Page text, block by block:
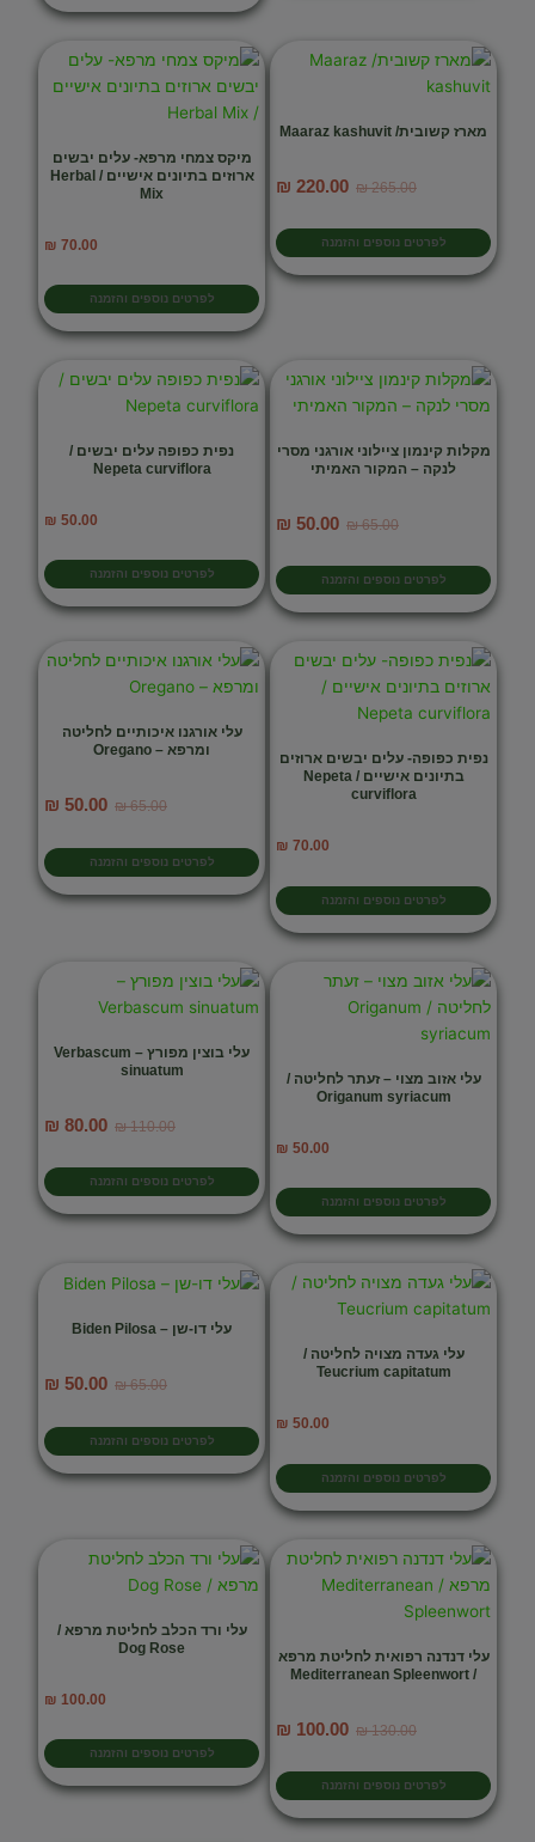
מארז קשובית/ Maaraz kashuvit
₪265.00
המחיר
היה:
₪ 265.00.
₪ 220.00
המחיר
₪ 220.00.
לפרטים נוספים והזמנה
מיקס צמחי מרפא- עלים יבשים
ארוזים בתיונים אישיים / Herbal
Mix
₪ 70.00
לפרטים נוספים והזמנה
מקלות קינמון ציילוני אורגני מסרי
לנקה – המקור האמיתי
₪65.00
המחיר
היה:
₪ 65.00.
₪ 50.00
הוא:
₪ 50.00.
לפרטים נוספים והזמנה
נפית כפופה עלים יבשים /
Nepeta curviflora
₪ 50.00
לפרטים נוספים והזמנה
נפית כפופה- עלים יבשים ארוזים
בתיונים אישיים / Nepeta
curviflora
₪ 70.00
לפרטים נוספים והזמנה
עלי אורגנו איכותיים לחליטה
ומרפא – Oregano
₪65.00
המחיר
היה:
₪ 65.00.
₪ 50.00
₪ 50.00.
לפרטים נוספים והזמנה
עלי אזוב מצוי – זעתר לחליטה /
Origanum syriacum
₪ 50.00
לפרטים נוספים והזמנה
עלי בוצין מפורץ – Verbascum
sinuatum
₪110.00
המחיר
היה:
₪ 110.00.
₪ 80.00
₪ 80.00.
לפרטים נוספים והזמנה
עלי געדה מצויה לחליטה /
Teucrium capitatum
₪ 50.00
לפרטים נוספים והזמנה
עלי דו-שן – Biden Pilosa
₪65.00
המחיר
היה:
₪ 65.00.
₪ 50.00
₪ 50.00.
לפרטים נוספים והזמנה
עלי דנדנה רפואית לחליטת מרפא
/ Mediterranean Spleenwort
₪130.00
המחיר
היה:
₪ 130.00.
₪ 100.00
הנוכחי
הוא:
₪ 100.00.
לפרטים נוספים והזמנה
עלי ורד הכלב לחליטת מרפא /
Dog Rose
₪ 100.00
לפרטים נוספים והזמנה